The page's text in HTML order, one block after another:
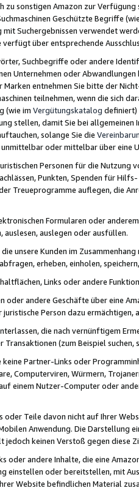
zu sonstigen Amazon zur
Geschützte Begriffe
Suchergebnissen verwendet
verfügt über entsprechende
Suchbegriffe oder andere
Unternehmen oder
Marken entnehmen Sie bitte der
teilnehmen, wenn die sich
(wie im Vergütungskatalog definiert)
stellen, damit Sie bei
solange Sie die
oder mittelbar über eine
Personen für die Nutzung
Punkten, Spenden für
Treueprogramme auflegen, die
Formularen oder
auslegen oder ausfüllen.
unsere Kunden im
erheben, einholen,
Links oder andere
oder andere Geschäfte über eine
Person dazu
die nach vernünftigem
Transaktionen (zum Beispiel
keine Partner-Links oder
Computerviren, Würmern,
einem Nutzer-Computer oder
oder Teile davon nicht auf Ihrer
Anwendung. Die Darstellung
jedoch keinen Verstoß gegen diese
oder andere Inhalte, die eine
einstellen oder bereitstellen, mit
Website befindlichen Material